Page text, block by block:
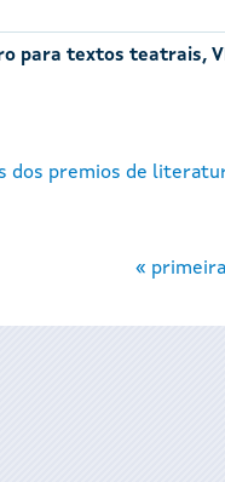
para textos
dos premios de
« primeira